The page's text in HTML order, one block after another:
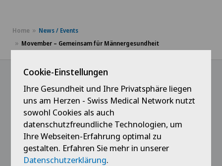
Home
News / Events
Movember – Gemeinsam für Männergesundheit
Cookie-Einstellungen
Ihre Gesundheit und Ihre Privatsphäre liegen
uns am Herzen - Swiss Medical Network nutzt
sowohl Cookies als auch
datenschutzfreundliche Technologien, um
Ihre Webseiten-Erfahrung optimal zu
gestalten. Erfahren Sie mehr in unserer
Datenschutzerklärung.